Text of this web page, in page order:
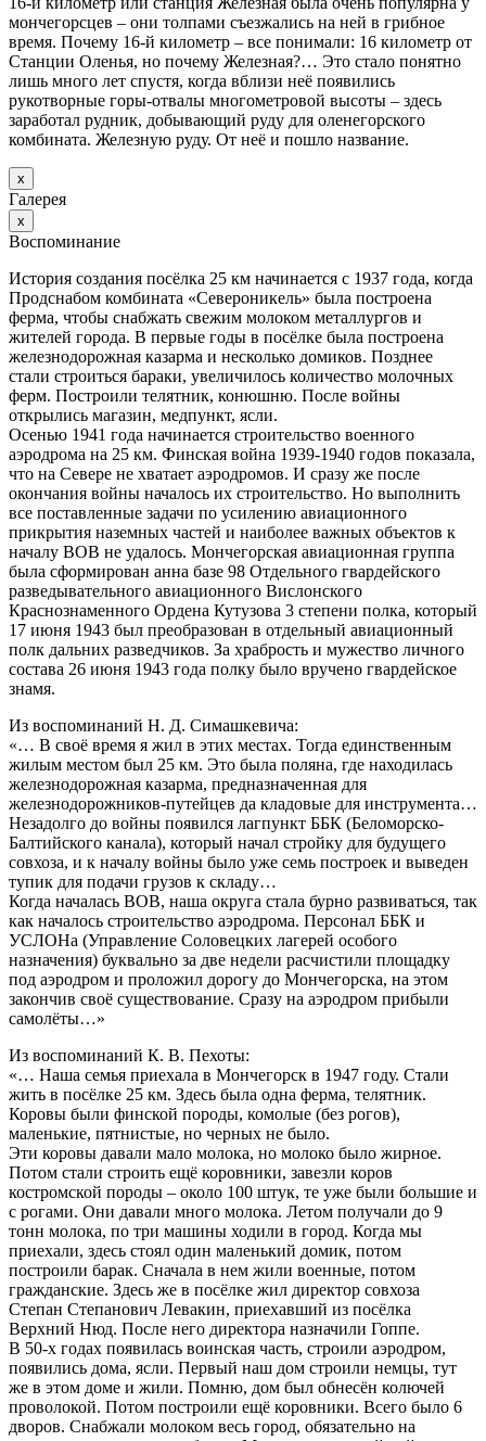
мончегорсцев – они толпами съезжались на ней в грибное
время. Почему 16-й километр – все понимали: 16 километр от
Станции Оленья, но почему Железная?… Это стало понятно
лишь много лет спустя, когда вблизи неё появились
рукотворные горы-отвалы многометровой высоты – здесь
заработал рудник, добывающий руду для оленегорского
комбината. Железную руду. От неё и пошло название.
х
Галерея
х
Воспоминание
История создания посёлка 25 км начинается с 1937 года, когда
Продснабом комбината «Североникель» была построена
ферма, чтобы снабжать свежим молоком металлургов и
жителей города. В первые годы в посёлке была построена
железнодорожная казарма и несколько домиков. Позднее
стали строиться бараки, увеличилось количество молочных
ферм. Построили телятник, конюшню. После войны
открылись магазин, медпункт, ясли.
Осенью 1941 года начинается строительство военного
аэродрома на 25 км. Финская война 1939-1940 годов показала,
что на Севере не хватает аэродромов. И сразу же после
окончания войны началось их строительство. Но выполнить
все поставленные задачи по усилению авиационного
прикрытия наземных частей и наиболее важных объектов к
началу ВОВ не удалось. Мончегорская авиационная группа
была сформирован анна базе 98 Отдельного гвардейского
разведывательного авиационного Вислонского
Краснознаменного Ордена Кутузова 3 степени полка, который
17 июня 1943 был преобразован в отдельный авиационный
полк дальних разведчиков. За храбрость и мужество личного
состава 26 июня 1943 года полку было вручено гвардейское
знамя.
Из воспоминаний Н. Д. Симашкевича:
«… В своё время я жил в этих местах. Тогда единственным
жилым местом был 25 км. Это была поляна, где находилась
железнодорожная казарма, предназначенная для
железнодорожников-путейцев да кладовые для инструмента…
Незадолго до войны появился лагпункт ББК (Беломорско-
Балтийского канала), который начал стройку для будущего
совхоза, и к началу войны было уже семь построек и выведен
тупик для подачи грузов к складу…
Когда началась ВОВ, наша округа стала бурно развиваться, так
как началось строительство аэродрома. Персонал ББК и
УСЛОНа (Управление Соловецких лагерей особого
назначения) буквально за две недели расчистили площадку
под аэродром и проложил дорогу до Мончегорска, на этом
закончив своё существование. Сразу на аэродром прибыли
самолёты…»
Из воспоминаний К. В. Пехоты:
«… Наша семья приехала в Мончегорск в 1947 году. Стали
жить в посёлке 25 км. Здесь была одна ферма, телятник.
Коровы были финской породы, комолые (без рогов),
маленькие, пятнистые, но черных не было.
Эти коровы давали мало молока, но молоко было жирное.
Потом стали строить ещё коровники, завезли коров
костромской породы – около 100 штук, те уже были большие и
с рогами. Они давали много молока. Летом получали до 9
тонн молока, по три машины ходили в город. Когда мы
приехали, здесь стоял один маленький домик, потом
построили барак. Сначала в нем жили военные, потом
гражданские. Здесь же в посёлке жил директор совхоза
Степан Степанович Левакин, приехавший из посёлка
Верхний Нюд. После него директора назначили Гоппе.
В 50-х годах появилась воинская часть, строили аэродром,
появились дома, ясли. Первый наш дом строили немцы, тут
же в этом доме и жили. Помню, дом был обнесён колючей
проволокой. Потом построили ещё коровники. Всего было 6
дворов. Снабжали молоком весь город, обязательно на